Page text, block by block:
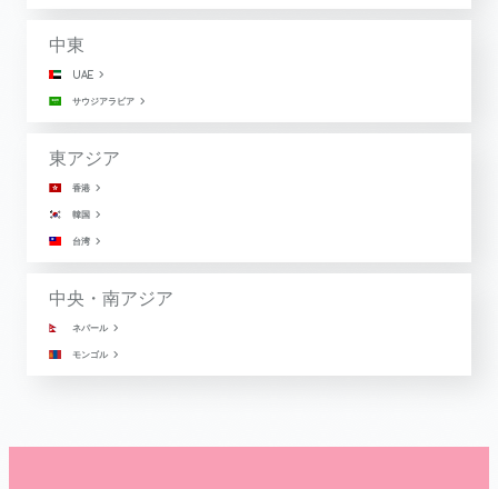
中東
UAE
サウジアラビア
東アジア
香港
韓国
台湾
中央・南アジア
ネパール
モンゴル